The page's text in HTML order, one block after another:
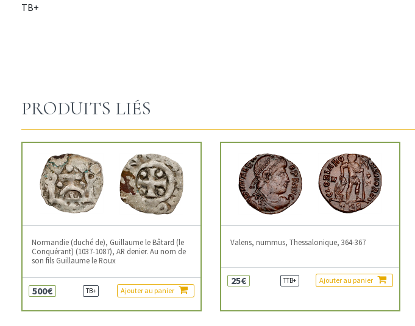
TB+
PRODUITS LIÉS
Normandie (duché de), Guillaume le Bâtard (le
Conquérant) (1037-1087), AR denier. Au nom de
son fils Guillaume le Roux
500€ TB+ Ajouter au panier
Valens, nummus, Thessalonique, 364-367
25€ TTB+ Ajouter au panier